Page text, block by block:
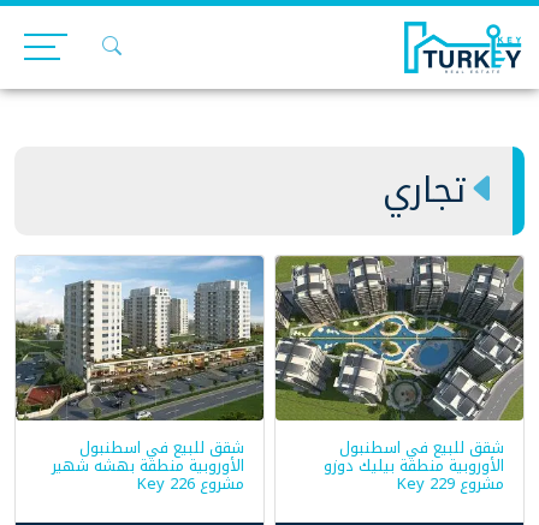
Skip
content
تجاري
شقق للبيع في اسطنبول
الأوروبية منطقة بيليك دوزو
مشروع Key 229
شقق للبيع في اسطنبول
الأوروبية منطقة بهشه شهير
مشروع Key 226